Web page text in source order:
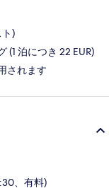
)
(1 泊につき 22 EUR)
されます
、有料)